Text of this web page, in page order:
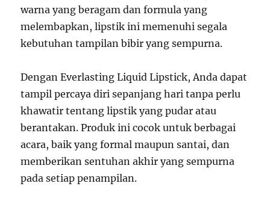
warna yang beragam dan formula yang
melembapkan, lipstik ini memenuhi segala
kebutuhan tampilan bibir yang sempurna.
Dengan Everlasting Liquid Lipstick, Anda dapat
tampil percaya diri sepanjang hari tanpa perlu
khawatir tentang lipstik yang pudar atau
berantakan. Produk ini cocok untuk berbagai
acara, baik yang formal maupun santai, dan
memberikan sentuhan akhir yang sempurna
pada setiap penampilan.